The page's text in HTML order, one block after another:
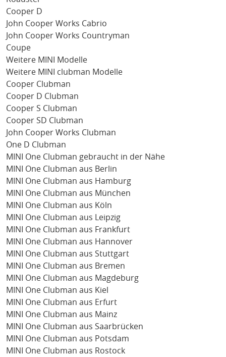
Cooper D
John Cooper Works Cabrio
John Cooper Works Countryman
Coupe
Weitere MINI Modelle
Weitere MINI clubman Modelle
Cooper Clubman
Cooper D Clubman
Cooper S Clubman
Cooper SD Clubman
John Cooper Works Clubman
One D Clubman
MINI One Clubman gebraucht in der Nähe
MINI One Clubman aus Berlin
MINI One Clubman aus Hamburg
MINI One Clubman aus München
MINI One Clubman aus Köln
MINI One Clubman aus Leipzig
MINI One Clubman aus Frankfurt
MINI One Clubman aus Hannover
MINI One Clubman aus Stuttgart
MINI One Clubman aus Bremen
MINI One Clubman aus Magdeburg
MINI One Clubman aus Kiel
MINI One Clubman aus Erfurt
MINI One Clubman aus Mainz
MINI One Clubman aus Saarbrücken
MINI One Clubman aus Potsdam
MINI One Clubman aus Rostock